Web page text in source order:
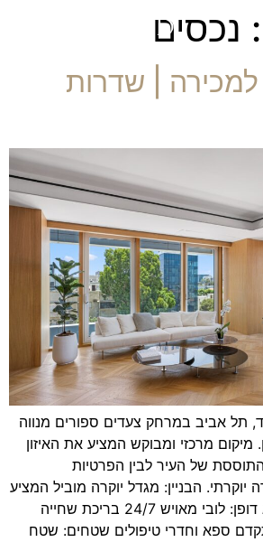
נכסים
למכירה | שדרות
תל אביב במרחק צעדים ספורים מנווה
מיקום מרכזי ומבוקש המציע את האיזון
של העיר לבין הפרטיות
יוקרתי. הבניין: מגדל יוקרה מוביל המציע
סטנדרט שירותים יוצא דופן: לובי מאויש 24/7 בריכת שחייה
ספא וחדרי טיפולים שטחים: שטח